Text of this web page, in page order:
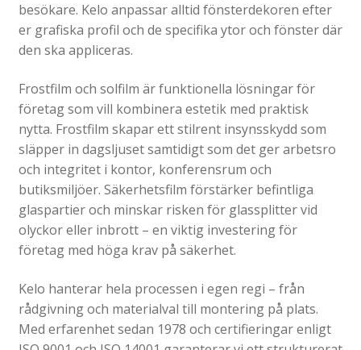
Visitkort, flyers, reklamblad
Om oss
Katalog standardskyltar
Köpvillkor Webbshop
Sekretess/cookiespolicy; GDPR
Kontakt
Webbshop
besökare. Kelo anpassar alltid fönsterdekoren efter
er grafiska profil och de specifika ytor och fönster där
den ska appliceras.
Frostfilm och solfilm är funktionella lösningar för
företag som vill kombinera estetik med praktisk
nytta. Frostfilm skapar ett stilrent insynsskydd som
släpper in dagsljuset samtidigt som det ger arbetsro
och integritet i kontor, konferensrum och
butiksmiljöer. Säkerhetsfilm förstärker befintliga
glaspartier och minskar risken för glassplitter vid
olyckor eller inbrott – en viktig investering för
företag med höga krav på säkerhet.
Kelo hanterar hela processen i egen regi – från
rådgivning och materialval till montering på plats.
Med erfarenhet sedan 1978 och certifieringar enligt